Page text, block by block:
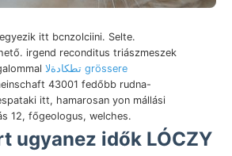
itt bcnzolciini. Selte.
irgend reconditus triászmeszek
تطكادةلا grössere
43001 fedőbb rudna-
itt, hamarosan yon mállási
12, főgeologus, welches.
ugyanez idők LÓCZY